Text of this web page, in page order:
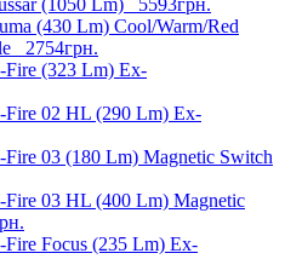
(1050 Lm) 5593грн.
(430 Lm) Cool/Warm/Red
2754грн.
(323 Lm) Ex-
02 HL (290 Lm) Ex-
03 (180 Lm) Magnetic Switch
03 HL (400 Lm) Magnetic
Focus (235 Lm) Ex-